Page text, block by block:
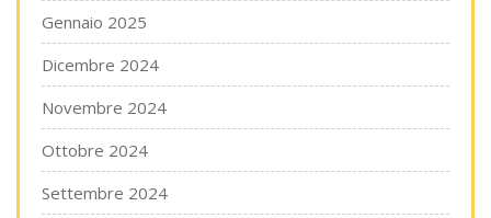
Gennaio 2025
Dicembre 2024
Novembre 2024
Ottobre 2024
Settembre 2024